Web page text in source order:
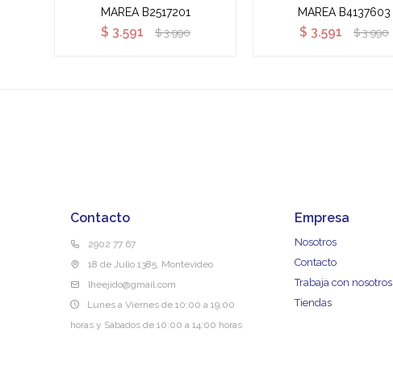
MAREA B2517201
$ 3.591 $ 3.990
MAREA B4137603
$ 3.591 $ 3.990
Contacto
2902 77 67
18 de Julio 1385, Montevideo
lheejido@gmail.com
Lunes a Viernes de 10:00 a 19:00
horas y Sábados de 10:00 a 14:00 horas
Empresa
Nosotros
Contacto
Trabaja con nosotros
Tiendas